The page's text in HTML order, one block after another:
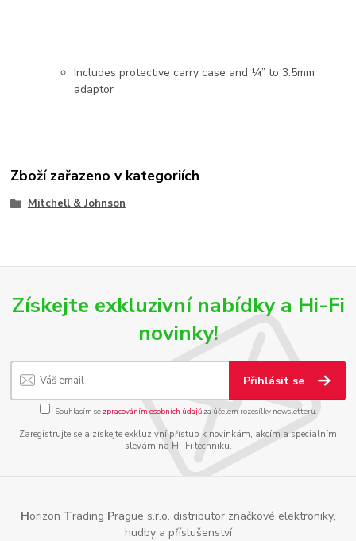
Includes protective carry case and ¼” to 3.5mm
adaptor
Zboží zařazeno v kategoriích
Mitchell & Johnson
Získejte exkluzivní nabídky a Hi-Fi
novinky!
Přihlásit se
Souhlasím se zpracováním osobních údajůza účelem rozesílky newsletteru.
Zaregistrujte se a získejte exkluzivní přístup k novinkám, akcím a speciálním
slevám na Hi-Fi techniku.
Horizon Trading Prague s.r.o. distributor značkové elektroniky,
hudby a příslušenství